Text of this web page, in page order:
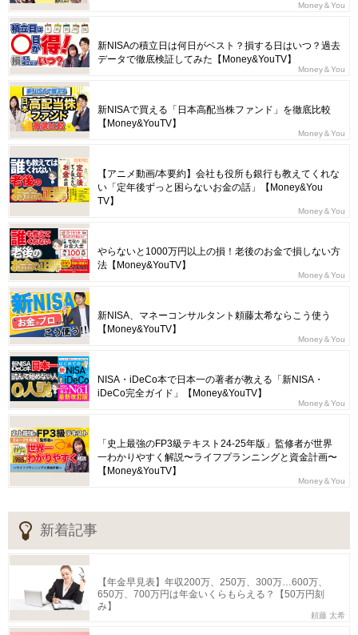
Money＆You
新NISAの積立日は何日がベスト？損する日はいつ？過去
データで徹底検証してみた【Money&YouTV】
Money＆You
新NISAで買える「日本高配当株ファンド」を徹底比較
【Money&YouTV】
Money＆You
【アニメ動画/本要約】会社も役所も銀行も教えてくれな
い「定年後ずっと困らないお金の話」【Money&You
TV】
Money＆You
やらないと1000万円以上の損！老後のお金で損しない方
法【Money&YouTV】
Money＆You
新NISA、マネーコンサルタント頼藤太希ならこう使う
【Money&YouTV】
Money＆You
NISA・iDeCo本で日本一の著者が教える「新NISA・
iDeCo完全ガイド」【Money&YouTV】
Money＆You
「史上最強のFP3級テキスト24-25年版」監修者が世界
一わかりやすく解説〜ライフプランニングと資金計画〜
【Money&YouTV】
Money＆You
新着記事
【年金早見表】年収200万、250万、300万…600万、
650万、700万円は年金いくらもらえる？【50万円刻
み】
頼藤 太希